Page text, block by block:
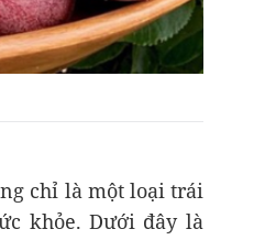
chỉ là một loại trái
khỏe. Dưới đây là